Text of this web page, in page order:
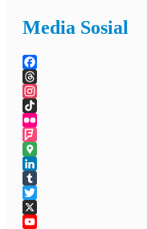
Media Sosial
Facebook
Threads
Instagram
TikTok
Flickr
Foursquare
Google
Maps
LinkedIn
Tumblr
Twitter
X